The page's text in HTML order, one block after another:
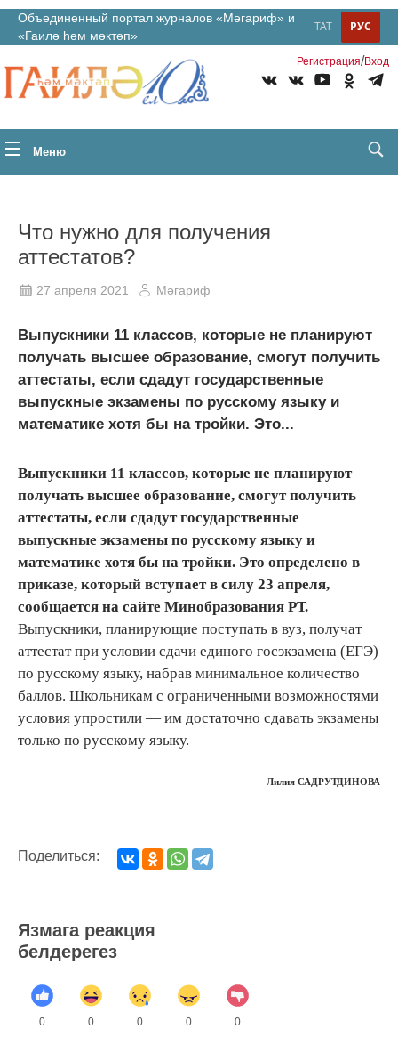
Объединенный портал журналов «Мәгариф» и
«Гаилә һәм мәктәп»
РУС
ТАТ
Регистрация/Вход
Меню
Что нужно для получения
аттестатов?
27 апреля 2021 Мәгариф
Выпускники 11 классов, которые не планируют
получать высшее образование, смогут получить
аттестаты, если сдадут государственные
выпускные экзамены по русскому языку и
математике хотя бы на тройки. Это...
Выпускники 11 классов, которые не планируют
получать высшее образование, смогут получить
аттестаты, если сдадут государственные
выпускные экзамены по русскому языку и
математике хотя бы на тройки. Это определено в
приказе, который вступает в силу 23 апреля,
сообщается на сайте Минобразования РТ.
Выпускники, планирующие поступать в вуз, получат
аттестат при условии сдачи единого госэкзамена (ЕГЭ)
по русскому языку, набрав минимальное количество
баллов. Школьникам с ограниченными возможностями
условия упростили — им достаточно сдавать экзамены
только по русскому языку.
Лилия САДРУТДИНОВА
Поделиться:
Язмага реакция
белдерегез
0 0 0 0 0